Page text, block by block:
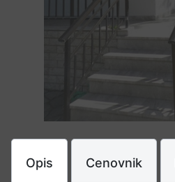
Opis Cenovnik